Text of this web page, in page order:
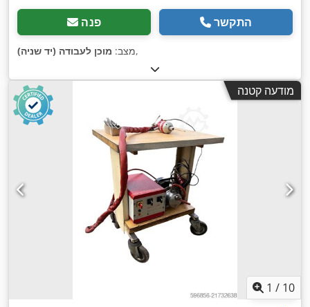
פנה התקשר
מצב: מוכן לעבודה (יד שניה) ,
מודעה קטנה
1 / 10